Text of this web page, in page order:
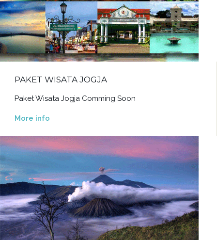
PAKET WISATA JOGJA
Paket Wisata Jogja Comming Soon
More info